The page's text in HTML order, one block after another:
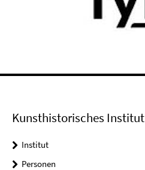
Kunsthistorisches Institut
Institut
Personen